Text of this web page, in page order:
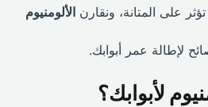
على المتانة، ونقارنالألومنيوم
لإطالة عمر أبوابك.
لأبوابك؟